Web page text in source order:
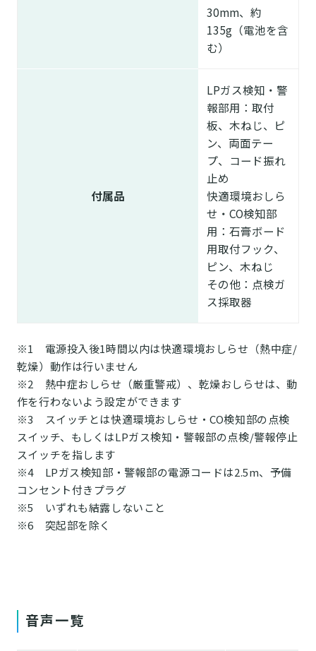
30mm、約
135g（電池を含
む）
付属品
LPガス検知・警
報部用：取付
板、木ねじ、ピ
ン、両面テー
プ、コード振れ
止め
快適環境おしら
せ・CO検知部
用：石膏ボード
用取付フック、
ピン、木ねじ
その他：点検ガ
ス採取器
※1 電源投入後1時間以内は快適環境おしらせ（熱中症/
乾燥）動作は行いません
※2 熱中症おしらせ（厳重警戒）、乾燥おしらせは、動
作を行わないよう設定ができます
※3 スイッチとは快適環境おしらせ・CO検知部の点検
スイッチ、もしくはLPガス検知・警報部の点検/警報停止
スイッチを指します
※4 LPガス検知部・警報部の電源コードは2.5m、予備
コンセント付きプラグ
※5 いずれも結露しないこと
※6 突起部を除く
音声一覧